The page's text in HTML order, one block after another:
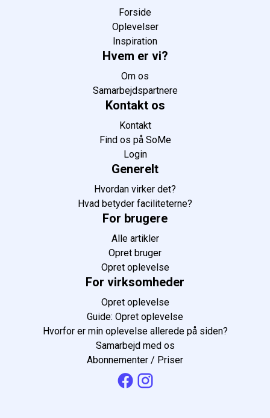
Forside
Oplevelser
Inspiration
Hvem er vi?
Om os
Samarbejdspartnere
Kontakt os
Kontakt
Find os på SoMe
Login
Generelt
Hvordan virker det?
Hvad betyder faciliteterne?
For brugere
Alle artikler
Opret bruger
Opret oplevelse
For virksomheder
Opret oplevelse
Guide: Opret oplevelse
Hvorfor er min oplevelse allerede på siden?
Samarbejd med os
Abonnementer / Priser